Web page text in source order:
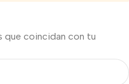
que coincidan con tu